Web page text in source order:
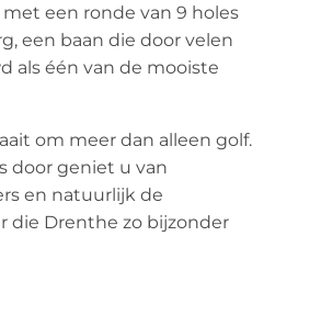
een ronde van 9 holes
een baan die door velen
als één van de mooiste
om meer dan alleen golf.
door geniet u van
en natuurlijk de
die Drenthe zo bijzonder